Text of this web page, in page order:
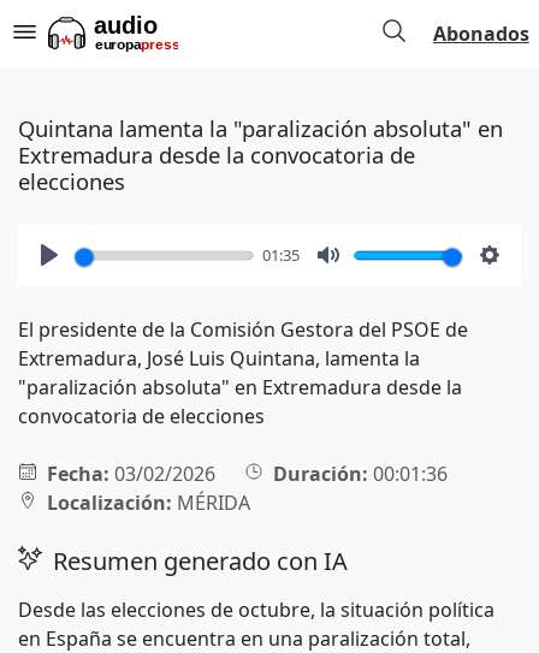
Abonados
Quintana lamenta la "paralización absoluta" en
Extremadura desde la convocatoria de
elecciones
01:35
El presidente de la Comisión Gestora del PSOE de
Extremadura, José Luis Quintana, lamenta la
"paralización absoluta" en Extremadura desde la
convocatoria de elecciones
Fecha: 03/02/2026 Duración: 00:01:36
Localización: MÉRIDA
Resumen generado con IA
Desde las elecciones de octubre, la situación política
en España se encuentra en una paralización total,